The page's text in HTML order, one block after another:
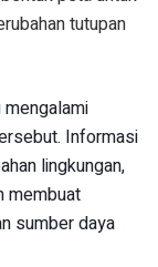
tutupan
mengalami
Informasi
lingkungan,
membuat
sumber daya